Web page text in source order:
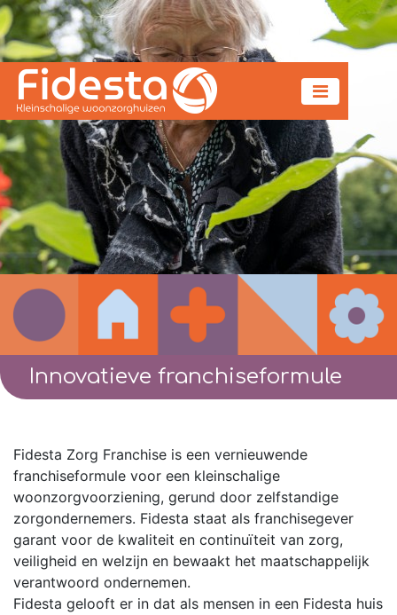
Innovatieve franchiseformule
Fidesta Zorg Franchise is een vernieuwende
franchiseformule voor een kleinschalige
woonzorgvoorziening, gerund door zelfstandige
zorgondernemers. Fidesta staat als franchisegever
garant voor de kwaliteit en continuïteit van zorg,
veiligheid en welzijn en bewaakt het maatschappelijk
verantwoord ondernemen.
Fidesta gelooft er in dat als mensen in een Fidesta huis